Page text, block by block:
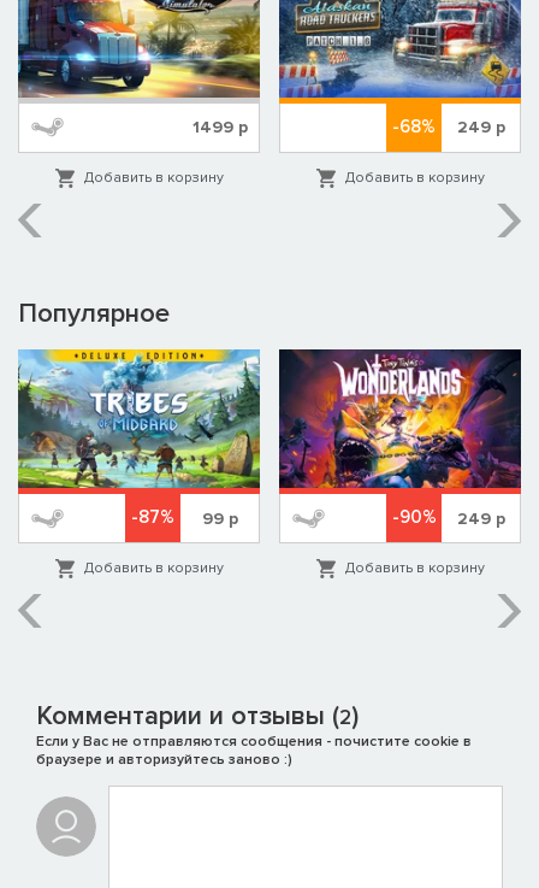
1499р
Добавить в корзину
-68% 249р
Добавить в корзину
Популярное
-87% 99р
Добавить в корзину
-90% 249р
Добавить в корзину
Комментарии и отзывы (2)
Если у Вас не отправляются сообщения - почистите cookie в
браузере и авторизуйтесь заново :)